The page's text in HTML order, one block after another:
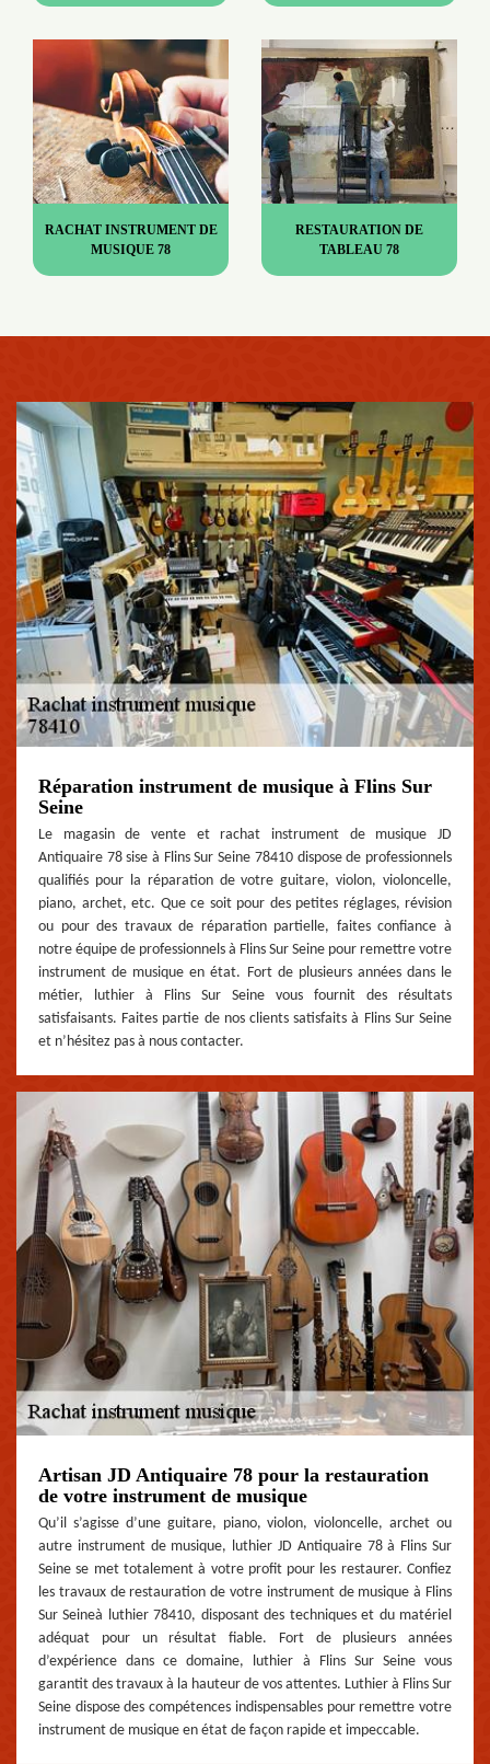
RACHAT INSTRUMENT DE
MUSIQUE 78
RESTAURATION DE
TABLEAU 78
Réparation instrument de musique à Flins Sur
Seine
Le magasin de vente et rachat instrument de musique JD
Antiquaire 78 sise à Flins Sur Seine 78410 dispose de professionnels
qualifiés pour la réparation de votre guitare, violon, violoncelle,
piano, archet, etc. Que ce soit pour des petites réglages, révision
ou pour des travaux de réparation partielle, faites confiance à
notre équipe de professionnels à Flins Sur Seine pour remettre votre
instrument de musique en état. Fort de plusieurs années dans le
métier, luthier à Flins Sur Seine vous fournit des résultats
satisfaisants. Faites partie de nos clients satisfaits à Flins Sur Seine
et n’hésitez pas à nous contacter.
Artisan JD Antiquaire 78 pour la restauration
de votre instrument de musique
Qu’il s’agisse d’une guitare, piano, violon, violoncelle, archet ou
autre instrument de musique, luthier JD Antiquaire 78 à Flins Sur
Seine se met totalement à votre profit pour les restaurer. Confiez
les travaux de restauration de votre instrument de musique à Flins
Sur Seineà luthier 78410, disposant des techniques et du matériel
adéquat pour un résultat fiable. Fort de plusieurs années
d’expérience dans ce domaine, luthier à Flins Sur Seine vous
garantit des travaux à la hauteur de vos attentes. Luthier à Flins Sur
Seine dispose des compétences indispensables pour remettre votre
instrument de musique en état de façon rapide et impeccable.